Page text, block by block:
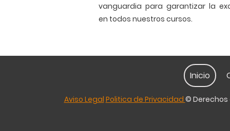
vanguardia para garantizar la
en todos nuestros cursos.
Inicio
Aviso Legal Politica de Privacidad © Derechos